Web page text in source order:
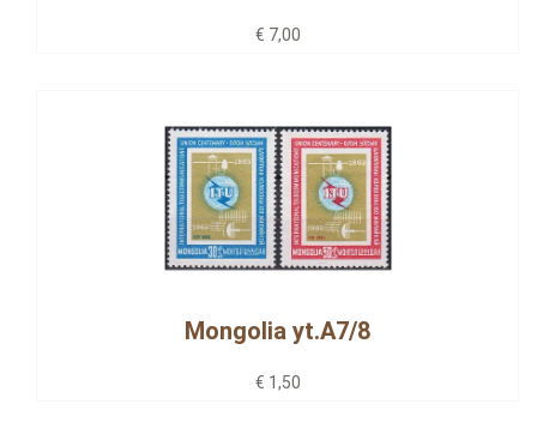
€ 7,00
Mongolia yt.A7/8
€ 1,50